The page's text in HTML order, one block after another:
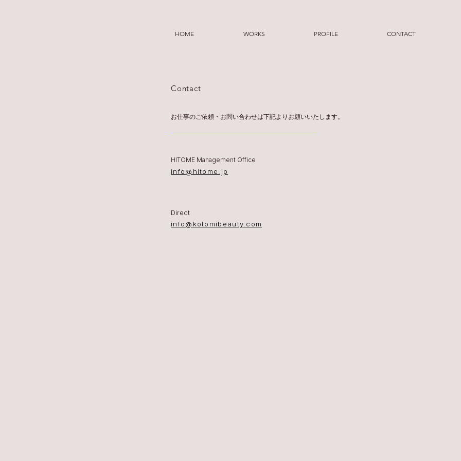
HOME WORKS PROFILE CONTACT
​Contact
お仕事のご依頼・お問い合わせは下記よりお願いいたします。
HITOME Management Office
info@hitome.jp
Direct
info@kotomibeauty.com